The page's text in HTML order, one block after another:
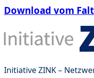
Download vom
Initiative ZINK –